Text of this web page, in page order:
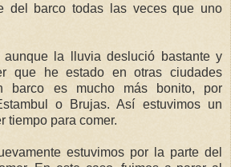
del barco todas las veces que uno
la lluvia deslució bastante y
que he estado en otras ciudades
barco es mucho más bonito, por
o Brujas. Así estuvimos un
tiempo para comer.
estuvimos por la parte del